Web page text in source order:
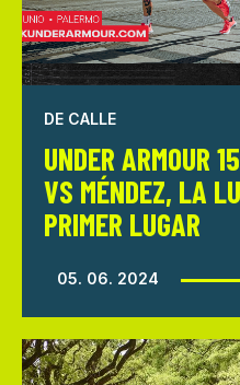
DE CALLE
UNDER ARMOUR
VS MÉNDEZ, LA
PRIMER LUGAR
05. 06. 2024